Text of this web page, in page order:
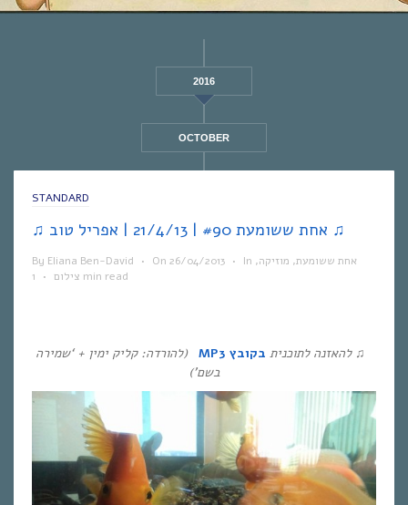
2016
OCTOBER
STANDARD
♫ אחת ששומעת #90 | 21/4/13 | אפריל טוב ♫
By Eliana Ben-David • On 26/04/2013 • In אחת ששומעת, מוזיקה,
צילום • 1 min read
♫ להאזנה לתוכנית בקובץ MP3
(להורדה: קליק ימין + ‘שמירה
בשם’)